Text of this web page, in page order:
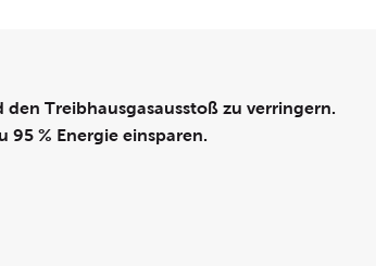
Treibhausgasausstoß zu verringern.
% Energie einsparen.